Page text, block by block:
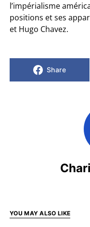
l’impérialisme
positions et ses
et Hugo Chavez.
Share
YOU MAY ALSO LIKE